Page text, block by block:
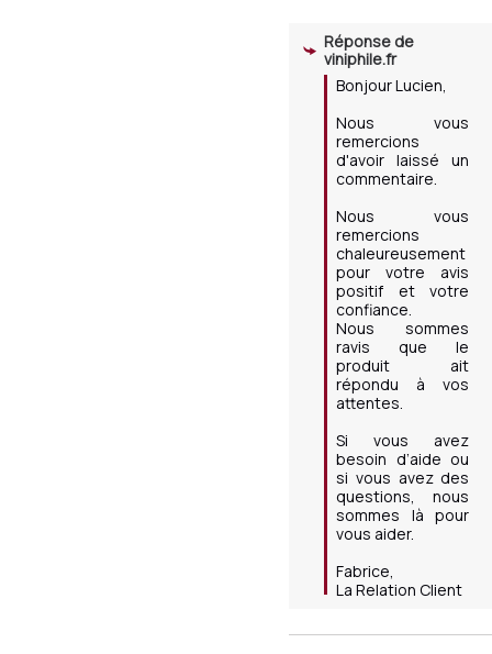
Réponse de
viniphile.fr
Bonjour Lucien,
Nous vous
remercions
d'avoir laissé un
commentaire.
Nous vous
remercions
chaleureusement
pour votre avis
positif et votre
confiance.
Nous sommes
ravis que le
produit ait
répondu à vos
attentes.
Si vous avez
besoin d’aide ou
si vous avez des
questions, nous
sommes là pour
vous aider.
Fabrice,
La Relation Client